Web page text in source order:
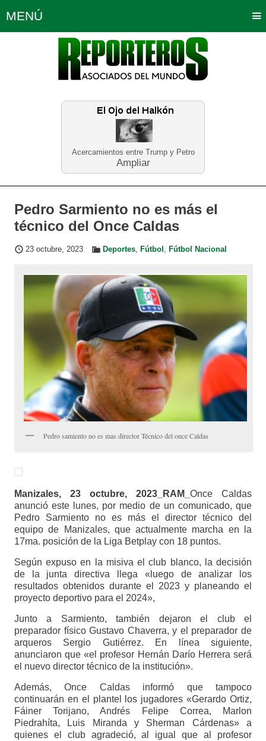
Acercamientos entre Trump y Petro
Ampliar
MENÚ
Política Opinión Bogotá
Planeta Tierra Deportes
Educación Neira
Pedro Sarmiento no es más el
técnico del Once Caldas
23 octubre, 2023 Deportes, Fútbol , Fútbol Nacional
Pedro samiento no es mas director Técnico del once Caldas
Manizales, 23 octubre, 2023_RAM_Once Caldas
anunció este lunes, por medio de un comunicado, que
Pedro Sarmiento no es más el director técnico del
equipo de Manizales, que actualmente marcha en la
17ma. posición de la Liga Betplay con 18 puntos.
Según expuso en la misiva el club blanco, la decisión
de la junta directiva llega «luego de analizar los
resultados obtenidos durante el 2023 y planeando el
proyecto deportivo para el 2024»,
Junto a Sarmiento, también dejaron el club el
preparador físico Gustavo Chaverra, y el preparador de
arqueros Sergio Gutiérrez. En línea siguiente,
anunciaron que «el profesor Hernán Darío Herrera será
el nuevo director técnico de la institución».
Además, Once Caldas informó que tampoco
continuarán en el plantel los jugadores «Gerardo Ortiz,
Fáiner Torijano, Andrés Felipe Correa, Marlon
Piedrahíta, Luis Miranda y Sherman Cárdenas» a
quienes el club agradeció, al igual que al profesor